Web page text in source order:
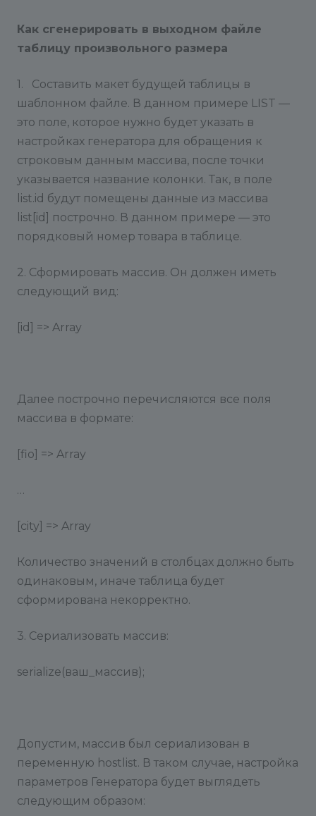
Как сгенерировать в выходном файле
таблицу произвольного размера
1. Составить макет будущей таблицы в
шаблонном файле. В данном примере LIST —
это поле, которое нужно будет указать в
настройках генератора для обращения к
строковым данным массива, после точки
указывается название колонки. Так, в поле
list.id будут помещены данные из массива
list[id] построчно. В данном примере — это
порядковый номер товара в таблице.
2. Сформировать массив. Он должен иметь
следующий вид:
[id] => Array
Далее построчно перечисляются все поля
массива в формате:
[fio] => Array
…
[city] => Array
Количество значений в столбцах должно быть
одинаковым, иначе таблица будет
сформирована некорректно.
3. Сериализовать массив:
serialize(ваш_массив);
Допустим, массив был сериализован в
переменную hostlist. В таком случае, настройка
параметров Генератора будет выглядеть
следующим образом: